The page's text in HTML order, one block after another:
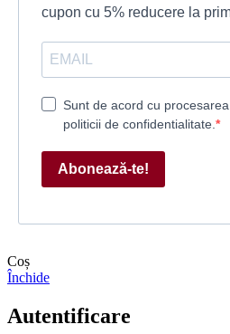
cupon cu 5% reducere la
Sunt de acord cu
politicii de confidentialitate.
Abonează-te!
Coș
Închide
Autentificare